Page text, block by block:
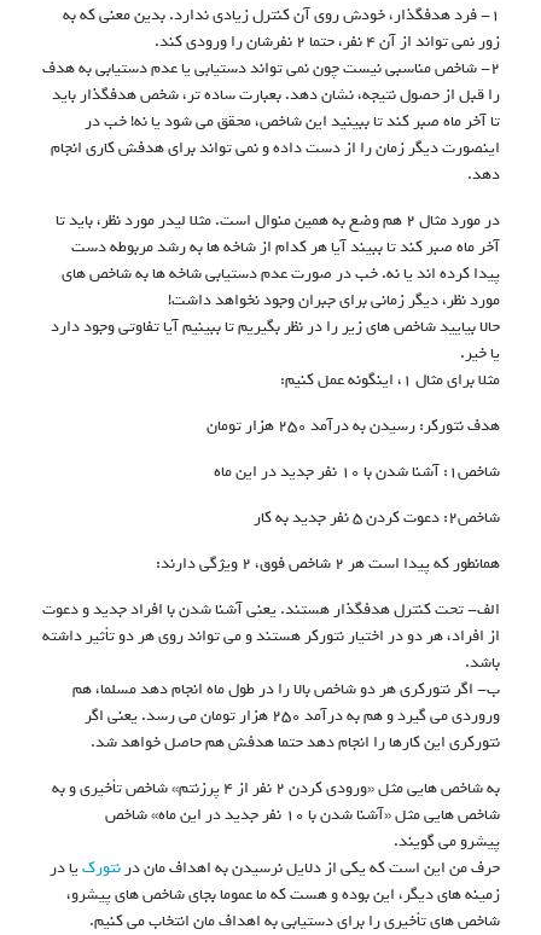
۱- فرد هدفگذار، خودش روی آن کنترل زیادی ندارد. بدین معنی که به
زور نمی تواند از آن ۴ نفر، حتما ۲ نفرشان را ورودی کند.
۲- شاخص مناسبی نیست چون نمی تواند دستیابی یا عدم دستیابی به هدف
را قبل از حصول نتیجه، نشان دهد. بعبارت ساده تر، شخص هدفگذار باید
تا آخر ماه صبر کند تا ببینید این شاخص، محقق می شود یا نه! خب در
اینصورت دیگر زمان را از دست داده و نمی تواند برای هدفش کاری انجام
دهد.
در مورد مثال ۲ هم وضع به همین منوال است. مثلا لیدر مورد نظر، باید تا
آخر ماه صبر کند تا ببیند آیا هر کدام از شاخه ها به رشد مربوطه دست
پیدا کرده اند یا نه. خب در صورت عدم دستیابی شاخه ها به شاخص های
مورد نظر، دیگر زمانی برای جبران وجود نخواهد داشت!
حالا بیایید شاخص های زیر را در نظر بگیریم تا ببینیم آیا تفاوتی وجود دارد
یا خیر.
مثلا برای مثال ۱، اینگونه عمل کنیم:
هدف نتورکر: رسیدن به درآمد ۲۵۰ هزار تومان
شاخص۱: آشنا شدن با ۱۰ نفر جدید در این ماه
شاخص۲: دعوت کردن ۵ نفر جدید به کار
همانطور که پیدا است هر ۲ شاخص فوق، ۲ ویژگی دارند:
الف- تحت کنترل هدفگذار هستند. یعنی آشنا شدن با افراد جدید و دعوت
از افراد، هر دو در اختیار نتورکر هستند و می تواند روی هر دو تأثیر داشته
باشد.
ب- اگر نتورکری هر دو شاخص بالا را در طول ماه انجام دهد مسلما، هم
وروردی می گیرد و هم به درآمد ۲۵۰ هزار تومان می رسد. یعنی اگر
نتورکری این کارها را انجام دهد حتما هدفش هم حاصل خواهد شد.
به شاخص هایی مثل «ورودی کردن ۲ نفر از ۴ پرزنتم» شاخص تأخیری و به
شاخص هایی مثل «آشنا شدن با ۱۰ نفر جدید در این ماه» شاخص
پیشرو می گویند.
حرف من این است که یکی از دلایل نرسیدن به اهداف مان درنتورکیا در
زمینه های دیگر، این بوده و هست که ما عموما بجای شاخص های پیشرو،
شاخص های تأخیری را برای دستیابی به اهداف مان انتخاب می کنیم.